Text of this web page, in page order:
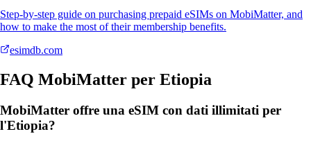
Step-by-step guide on purchasing prepaid eSIMs on MobiMatter, and
how to make the most of their membership benefits.
esimdb.com
FAQ MobiMatter per Etiopia
MobiMatter offre una eSIM con dati illimitati per
l'Etiopia?